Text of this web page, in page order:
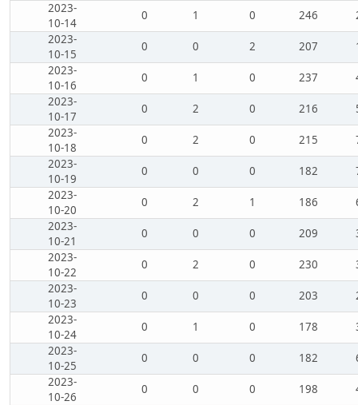
2023-
10-14
0 1 0 246
2023-
10-15
0 0 2 207
2023-
10-16
0 1 0 237
2023-
10-17
0 2 0 216
2023-
10-18
0 2 0 215
2023-
10-19
0 0 0 182
2023-
10-20
0 2 1 186
2023-
10-21
0 0 0 209
2023-
10-22
0 2 0 230
2023-
10-23
0 0 0 203
2023-
10-24
0 1 0 178
2023-
10-25
0 0 0 182
2023-
10-26
0 0 0 198